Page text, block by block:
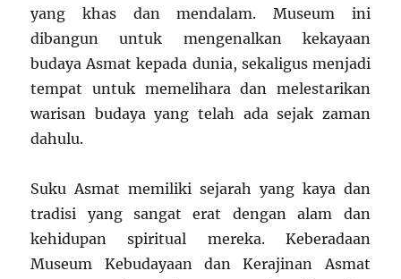
yang khas dan mendalam. Museum ini
dibangun untuk mengenalkan kekayaan
budaya Asmat kepada dunia, sekaligus menjadi
tempat untuk memelihara dan melestarikan
warisan budaya yang telah ada sejak zaman
dahulu.
Suku Asmat memiliki sejarah yang kaya dan
tradisi yang sangat erat dengan alam dan
kehidupan spiritual mereka. Keberadaan
Museum Kebudayaan dan Kerajinan Asmat